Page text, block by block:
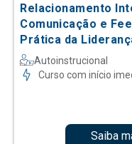
Relacionamento
Comunicação e
Prática da
Autoinstrucional
Curso com início
Saiba